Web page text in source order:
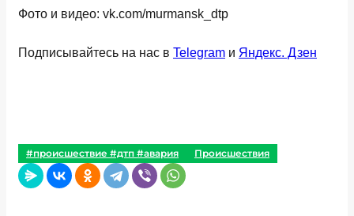
Фото и видео: vk.com/murmansk_dtp
Подписывайтесь на нас в Telegram и Яндекс. Дзен
#происшествие #дтп #авария Происшествия